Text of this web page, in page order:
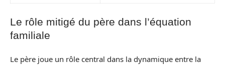
Le rôle mitigé du père dans l’équation
familiale
Le père joue un rôle central dans la dynamique entre la